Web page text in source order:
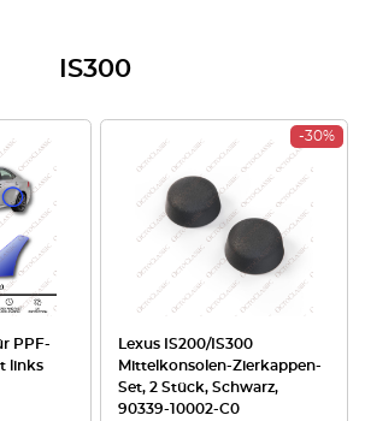
IS300
PPF-
links
-30%
Lexus IS200/IS300
Mittelkonsolen-Zierkappen-
Set, 2 Stück, Schwarz,
90339-10002-C0